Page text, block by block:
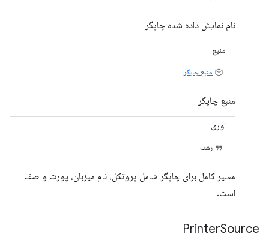
نام نمایش داده شده چاپگر
منبع
منبع چاپگر
منبع چاپگر
اوری
رشته
مسیر کامل برای چاپگر شامل پروتکل، نام میزبان، پورت و صف
است.
PrinterSource